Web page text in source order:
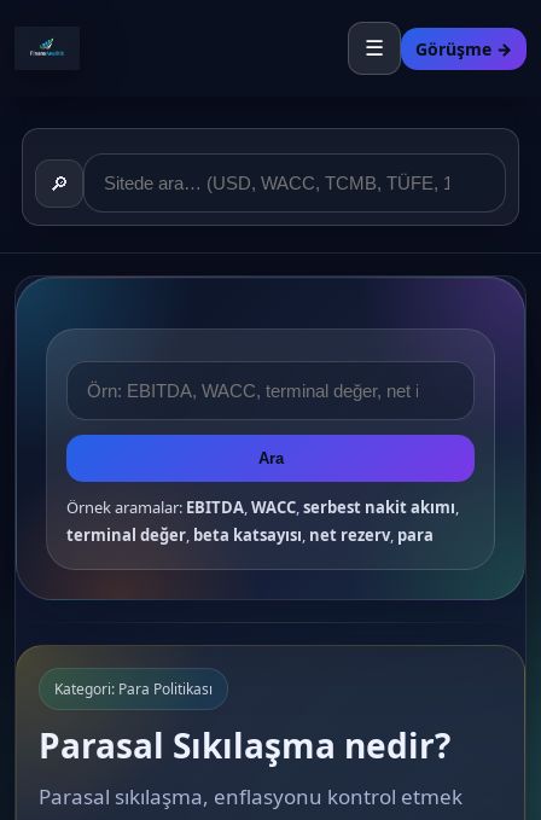
☰ Görüşme →
🔎
Ara
Örnek aramalar: EBITDA,WACC,serbest nakit akımı,
terminal değer, beta katsayısı, net rezerv, para
Kategori: Para Politikası
Parasal Sıkılaşma nedir?
Parasal sıkılaşma, enflasyonu kontrol etmek